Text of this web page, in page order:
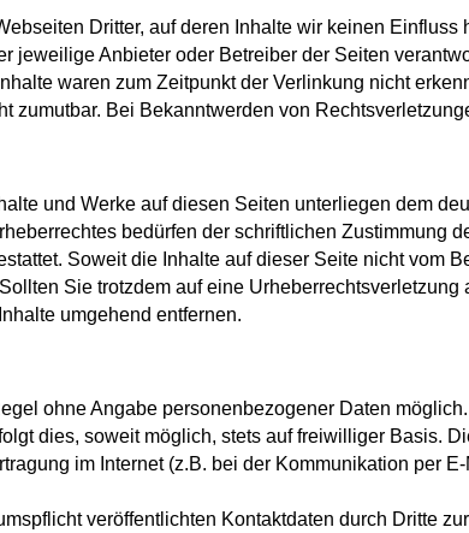
Dritter, auf deren Inhalte wir keinen
jeweilige Anbieter oder Betreiber der Seiten
waren zum Zeitpunkt der Verlinkung nicht
zumutbar. Bei Bekanntwerden von
und Werke auf diesen Seiten unterliegen dem
bedürfen der schriftlichen
Soweit die Inhalte auf dieser Seite nicht vom
Sie trotzdem auf eine
umgehend entfernen.
ohne Angabe personenbezogener Daten
dies, soweit möglich, stets auf freiwilliger Basis.
im Internet (z.B. bei der Kommunikation per
veröffentlichten Kontaktdaten durch Dritte